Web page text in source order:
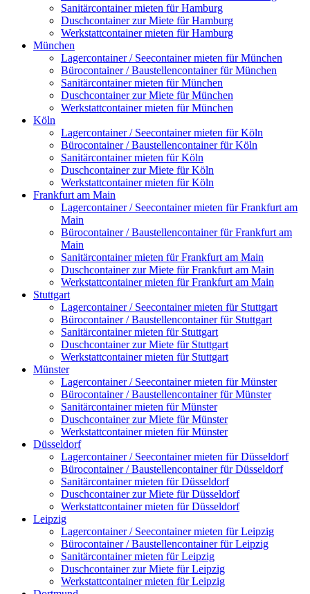
Sanitärcontainer mieten für Hamburg
Duschcontainer zur Miete für Hamburg
Werkstattcontainer mieten für Hamburg
München
Lagercontainer / Seecontainer mieten für München
Bürocontainer / Baustellencontainer für München
Sanitärcontainer mieten für München
Duschcontainer zur Miete für München
Werkstattcontainer mieten für München
Köln
Lagercontainer / Seecontainer mieten für Köln
Bürocontainer / Baustellencontainer für Köln
Sanitärcontainer mieten für Köln
Duschcontainer zur Miete für Köln
Werkstattcontainer mieten für Köln
Frankfurt am Main
Lagercontainer / Seecontainer mieten für Frankfurt am
Main
Bürocontainer / Baustellencontainer für Frankfurt am
Main
Sanitärcontainer mieten für Frankfurt am Main
Duschcontainer zur Miete für Frankfurt am Main
Werkstattcontainer mieten für Frankfurt am Main
Stuttgart
Lagercontainer / Seecontainer mieten für Stuttgart
Bürocontainer / Baustellencontainer für Stuttgart
Sanitärcontainer mieten für Stuttgart
Duschcontainer zur Miete für Stuttgart
Werkstattcontainer mieten für Stuttgart
Münster
Lagercontainer / Seecontainer mieten für Münster
Bürocontainer / Baustellencontainer für Münster
Sanitärcontainer mieten für Münster
Duschcontainer zur Miete für Münster
Werkstattcontainer mieten für Münster
Düsseldorf
Lagercontainer / Seecontainer mieten für Düsseldorf
Bürocontainer / Baustellencontainer für Düsseldorf
Sanitärcontainer mieten für Düsseldorf
Duschcontainer zur Miete für Düsseldorf
Werkstattcontainer mieten für Düsseldorf
Leipzig
Lagercontainer / Seecontainer mieten für Leipzig
Bürocontainer / Baustellencontainer für Leipzig
Sanitärcontainer mieten für Leipzig
Duschcontainer zur Miete für Leipzig
Werkstattcontainer mieten für Leipzig